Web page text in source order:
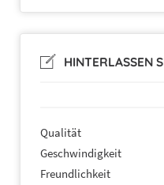
HINTERLASSEN
Qualität
Geschwindigkeit
Freundlichkeit